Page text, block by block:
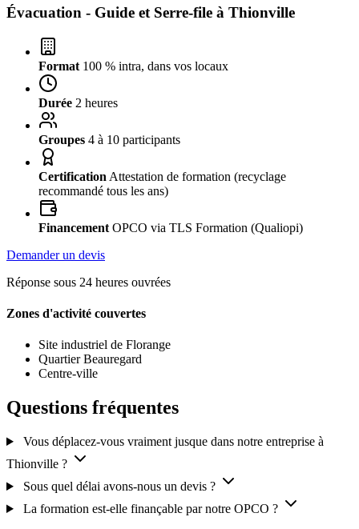
Évacuation - Guide et Serre-file à Thionville
Format 100 % intra, dans vos locaux
Durée 2 heures
Groupes 4 à 10 participants
Certification Attestation de formation (recyclage
recommandé tous les ans)
Financement OPCO via TLS Formation (Qualiopi)
Demander un devis
Réponse sous 24 heures ouvrées
Zones d'activité couvertes
Site industriel de Florange
Quartier Beauregard
Centre-ville
Questions fréquentes
Vous déplacez-vous vraiment jusque dans notre entreprise à
Thionville ?
Sous quel délai avons-nous un devis ?
La formation est-elle finançable par notre OPCO ?